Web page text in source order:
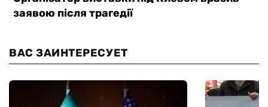
ВАС ЗАИНТЕРЕСУЕТ